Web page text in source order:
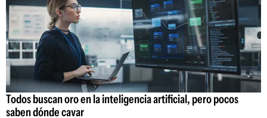
Todos buscan oro en la inteligencia artificial, pero pocos
saben dónde cavar